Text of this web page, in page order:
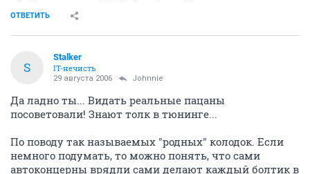
ОТВЕТИТЬ
S
Stalker
IT-нечисть
29 августа 2006 Johnnie
Да ладно ты... Видать реальные пацаны
посоветовали! Знают толк в тюнинге...
По поводу так называемых "родных" колодок. Если
немного подумать, то можно понять, что сами
автоконцерны врядли сами делают каждый болтик в